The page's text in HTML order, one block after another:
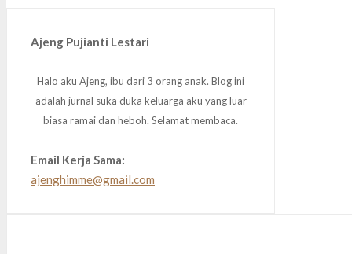
Ajeng Pujianti Lestari
Halo aku Ajeng, ibu dari 3 orang anak. Blog ini
adalah jurnal suka duka keluarga aku yang luar
biasa ramai dan heboh. Selamat membaca.
Email Kerja Sama:
ajenghimme@gmail.com